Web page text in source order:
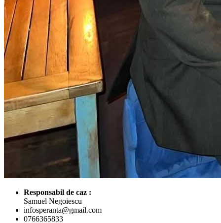
Responsabil de caz :
Samuel Negoiescu
infosperanta@gmail.com
0766365833